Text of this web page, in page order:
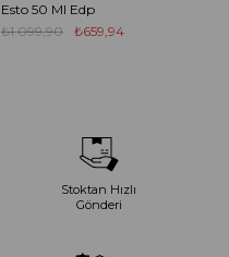
Esto 50 Ml Edp
₺659,94
₺1.099,90
Stoktan Hızlı
Gönderi